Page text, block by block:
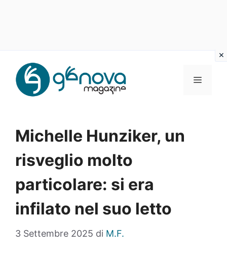
contenuto
MENU
Michelle Hunziker, un
risveglio molto
particolare: si era
infilato nel suo letto
3 Settembre 2025 di M.F.